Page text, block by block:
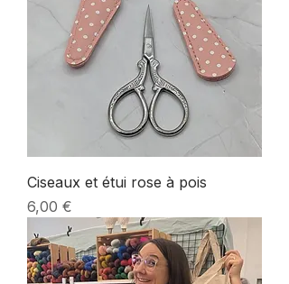
Ciseaux et étui rose à pois
Prix
6,00 €